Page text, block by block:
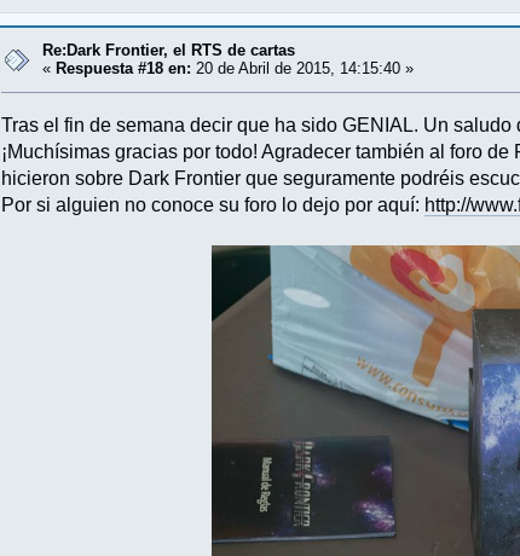
Re:Dark Frontier, el RTS de cartas
« Respuesta #18 en: 20 de Abril de 2015, 14:15:40 »
Tras el fin de semana decir que ha sido GENIAL. Un
¡Muchísimas gracias por todo! Agradecer también al foro
hicieron sobre Dark Frontier que seguramente podréis
Por si alguien no conoce su foro lo dejo por aquí: http://